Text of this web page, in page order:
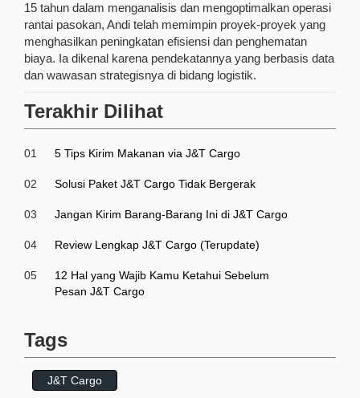
15 tahun dalam menganalisis dan mengoptimalkan operasi
rantai pasokan, Andi telah memimpin proyek-proyek yang
menghasilkan peningkatan efisiensi dan penghematan
biaya. Ia dikenal karena pendekatannya yang berbasis data
dan wawasan strategisnya di bidang logistik.
Terakhir Dilihat
01 5 Tips Kirim Makanan via J&T Cargo
02 Solusi Paket J&T Cargo Tidak Bergerak
03 Jangan Kirim Barang-Barang Ini di J&T Cargo
04 Review Lengkap J&T Cargo (Terupdate)
05
12 Hal yang Wajib Kamu Ketahui Sebelum
Pesan J&T Cargo
Tags
J&T Cargo